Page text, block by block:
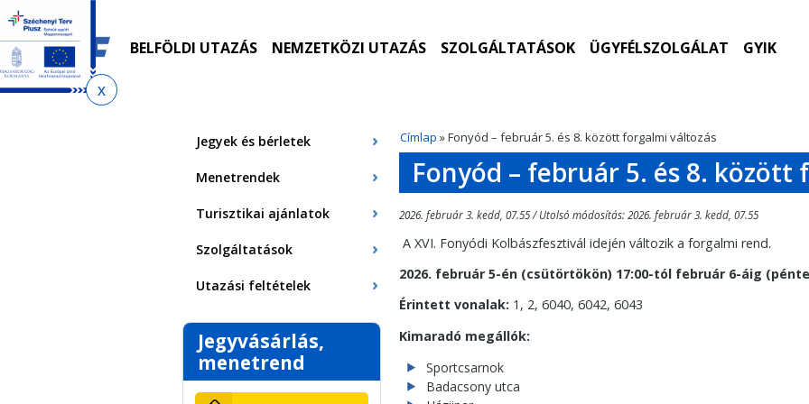
Ugrás
menetrendkeresőhöz
Ugrás
az
almenühöz
Ugrás
tartalomra
Ugrás
az
oldaltérképre
BELFÖLDI UTAZÁS NEMZETKÖZI UTAZÁS SZOLGÁLTATÁSOK ÜGYFÉLSZOLGÁLAT GYIK
Címlap » Fonyód – február 5. és 8. között forgalmi változás
Jegyek és bérletek
Menetrendek
Turisztikai ajánlatok
Szolgáltatások
Utazási feltételek
Jegyvásárlás,
menetrend
Fonyód – február 5. és 8.
2026. február 3. kedd, 07.55 / Utolsó módosítás: 2026. február 3. kedd, 07.55
A XVI. Fonyódi Kolbászfesztivál idején változik a forgalmi rend.
2026. február 5-én (csütörtökön) 17:00-tól február 6-áig
Érintett vonalak: 1, 2, 6040, 6042, 6043
Kimaradó megállók:
Sportcsarnok
Badacsony utca